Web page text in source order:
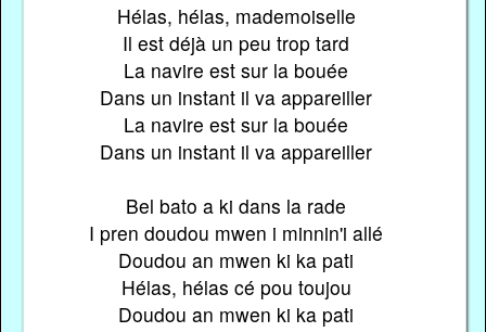
Hélas, hélas, mademoiselle
Il est déjà un peu trop tard
La navire est sur la bouée
Dans un instant il va appareiller
La navire est sur la bouée
Dans un instant il va appareiller
Bel bato a ki dans la rade
I pren doudou mwen i minnin'i allé
Doudou an mwen ki ka pati
Hélas, hélas cé pou toujou
Doudou an mwen ki ka pati